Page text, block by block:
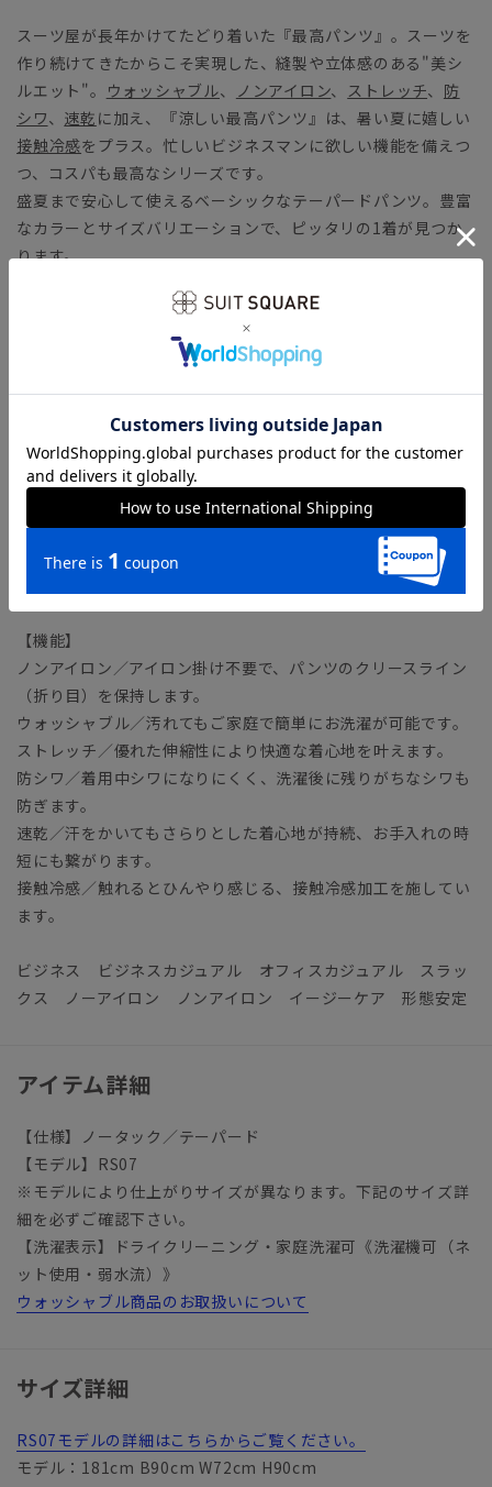
スーツ屋が長年かけてたどり着いた『最高パンツ』。スーツを
作り続けてきたからこそ実現した、縫製や立体感のある"美シ
ルエット"。 ウォッシャブル、 ノンアイロン、 ストレッチ、 防
シワ、 速乾 に加え、『涼しい最高パンツ』は、暑い夏に嬉しい
接触冷感をプラス。忙しいビジネスマンに欲しい機能を備えつ
つ、コスパも最高なシリーズです。
盛夏まで安心して使えるベーシックなテーパードパンツ。豊富
なカラーとサイズバリエーションで、ピッタリの1着が見つか
ります。
ベーシックなスリムモデルをベースに、股上を従来より深くと
り、ヒップや脚周りにややゆとりを持たせたパンツ。すっきり
シルエットはそのままに、履き心地の良さを向上しクラシック
テイストに仕上げました。
【生地】
脚を通した際にヒンヤリ感じる、接触冷感性の高いポリエステ
ル素材を使用。タテ糸とヨコ糸の色が異なるシャンブレー組織
によって表現される上品な微光沢感は、ビジネスシーンを彩っ
【機能】
ノンアイロン／アイロン掛け不要で、パンツのクリースライン
（折り目）を保持します。
ウォッシャブル／汚れてもご家庭で簡単にお洗濯が可能です。
ストレッチ／優れた伸縮性により快適な着心地を叶えます。
防シワ／着用中シワになりにくく、洗濯後に残りがちなシワも
防ぎます。
速乾／汗をかいてもさらりとした着心地が持続、お手入れの時
短にも繋がります。
接触冷感／触れるとひんやり感じる、接触冷感加工を施してい
ます。
ビジネス ビジネスカジュアル オフィスカジュアル スラッ
クス ノーアイロン ノンアイロン イージーケア 形態安定
アイテム詳細
【仕様】ノータック／テーパード
【モデル】RS07
※モデルにより仕上がりサイズが異なります。下記のサイズ詳
細を必ずご確認下さい。
【洗濯表示】ドライクリーニング・家庭洗濯可《洗濯機可（ネ
ット使用・弱水流）》
ウォッシャブル商品のお取扱いについて
サイズ詳細
RS07モデルの詳細はこちらからご覧ください。
モデル：181cm B90cm W72cm H90cm